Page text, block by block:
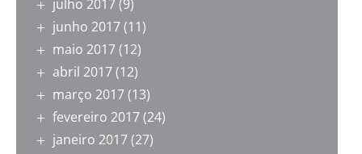
julho 2017(9)
junho 2017(11)
maio 2017(12)
abril 2017(12)
março 2017(13)
fevereiro 2017(24)
janeiro 2017(27)